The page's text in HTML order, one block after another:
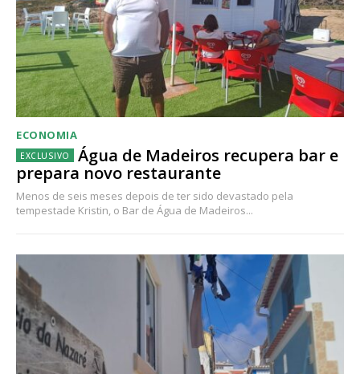
ECONOMIA
Água de Madeiros recupera bar e
prepara novo restaurante
Menos de seis meses depois de ter sido devastado pela
tempestade Kristin, o Bar de Água de Madeiros...